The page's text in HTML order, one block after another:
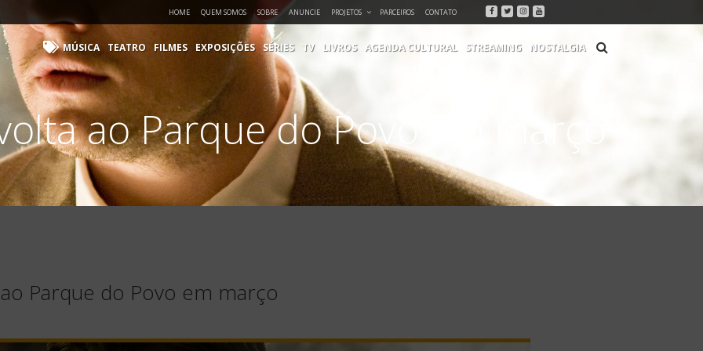
HOME QUEM SOMOS SOBRE ANUNCIE PROJETOS PARCEIROS CONTATO Facebook
Twitter
Instagram
Youtube
MÚSICA TEATRO FILMES EXPOSIÇÕES SÉRIES TV LIVROS AGENDA CULTURAL STREAMING NOSTALGIA
ao Parque do Povo em março
Parque do Povo em março